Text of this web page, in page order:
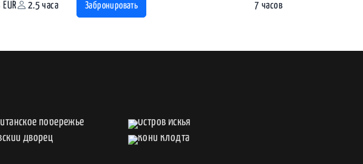
2.5 часа Забронировать 7 часов